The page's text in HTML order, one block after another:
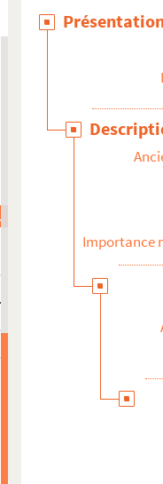
256
le journal
:
Le Journal
pour
Le National. Acte de
Fiaux. Etude sur la
et dans
Fiaux relative à ses
Carrel : portraits, le duel, sa
à 478
classée par sujets et
duchesse de Dino.
Essais
Importance